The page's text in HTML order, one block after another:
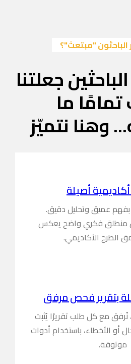
الباحثون "مبتعث"؟
جعلتنا
ما
وهنا نتميّز
أصيلة
عميق وتحليل دقيق.
منطلق فكري واضح يعكس
الطرح الأكاديمي.
بتقرير فحص مرفق
نُرفق مع كل طلب تقريرًا يُثبت
أو الأخطاء، باستخدام أدوات
موثوقة.